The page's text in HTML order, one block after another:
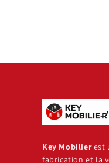
Key Mobilierest
fabrication et la